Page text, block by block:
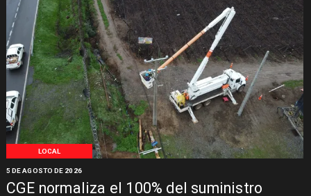
LOCAL
CGE normaliza el 100% del suministro
5 DE AGOSTO DE 2026